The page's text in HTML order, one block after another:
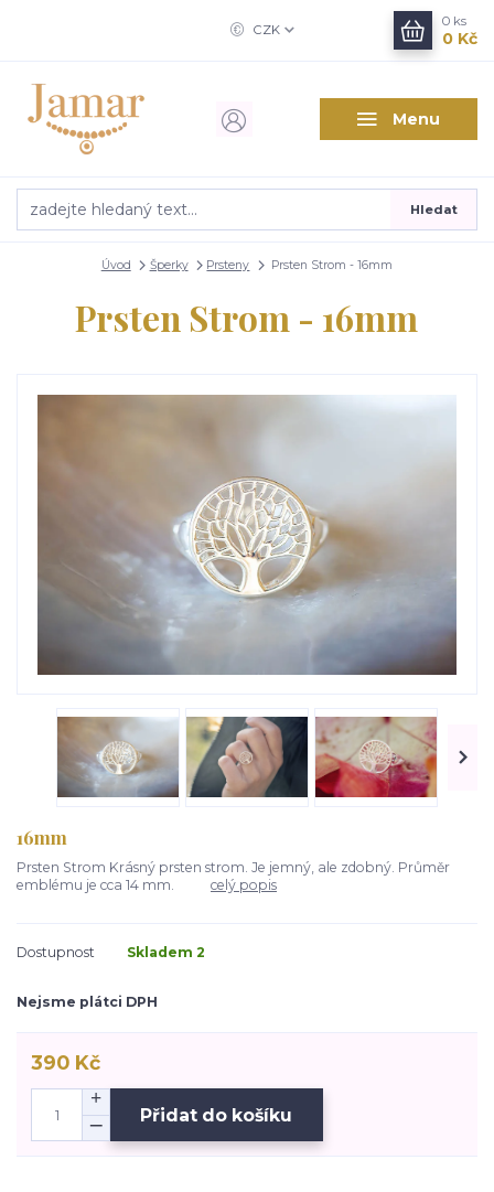
Menu
CZK
Hledat
0 ks
0 Kč
Úvod Šperky Prsteny Prsten Strom - 16mm
Prsten Strom - 16mm
16mm
Prsten Strom Krásný prsten strom. Je jemný, ale zdobný. Průměr
emblému je cca 14 mm. celý popis
Dostupnost Skladem 2
Nejsme plátci DPH
390 Kč
Přidat do košíku